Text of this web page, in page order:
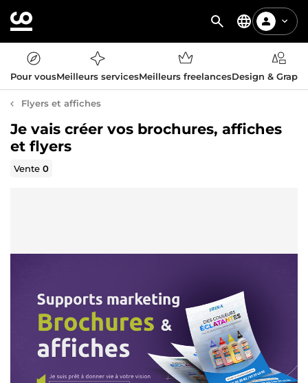
Pour vousMeilleurs servicesMeilleurs freelancesDesign &
Flyers et affiches
Je vais créer vos brochures, affiches
et flyers
Vente0